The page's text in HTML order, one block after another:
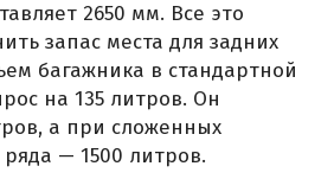
2650 мм. Все это
запас места для задних
багажника в стандартной
на 135 литров. Он
а при сложенных
ряда — 1500 литров.